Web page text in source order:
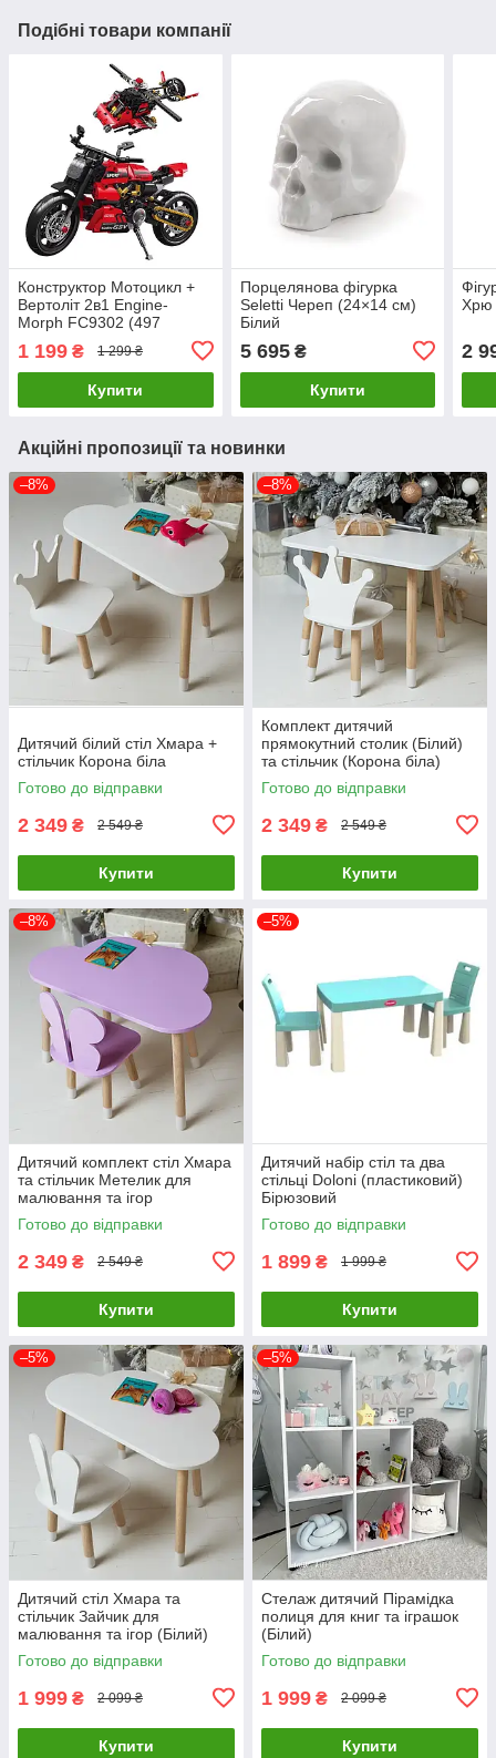
Подібні товари компанії
Конструктор Мотоцикл +
Вертоліт 2в1 Engine-
Morph FC9302 (497
1 199 ₴ 1 299 ₴
Купити
Порцелянова фігурка
Seletti Череп (24×14 см)
Білий
5 695₴
Купити
Хрю
2
Акційні пропозиції та новинки
–8%
Дитячий білий стіл Хмара +
стільчик Корона біла
Готово до відправки
2 349 ₴ 2 549 ₴
Купити
–8%
Комплект дитячий
прямокутний столик (Білий)
та стільчик (Корона біла)
Готово до відправки
2 349 ₴ 2 549 ₴
Купити
–8%
Дитячий комплект стіл Хмара
та стільчик Метелик для
малювання та ігор
(Фіолетові)
Готово до відправки
2 349 ₴ 2 549 ₴
Купити
–5%
Дитячий набір стіл та два
стільці Doloni (пластиковий)
Бірюзовий
Готово до відправки
1 899 ₴ 1 999 ₴
Купити
–5%
Дитячий стіл Хмара та
стільчик Зайчик для
малювання та ігор (Білий)
Готово до відправки
1 999 ₴ 2 099 ₴
Купити
–5%
Стелаж дитячий Пірамідка
полиця для книг та іграшок
(Білий)
Готово до відправки
1 999 ₴ 2 099 ₴
Купити